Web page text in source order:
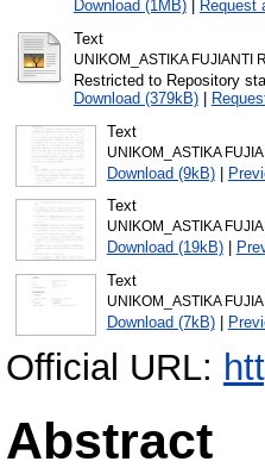
Download (1MB)|
Request
Text
UNIKOM_ASTIKA FUJIANTI
Restricted to Repository
Download (379kB)|
Text
UNIKOM_ASTIKA
Download (9kB)|
Text
UNIKOM_ASTIKA
Download (19kB)|
Text
UNIKOM_ASTIKA
Download (7kB)|
Official URL:
Abstract